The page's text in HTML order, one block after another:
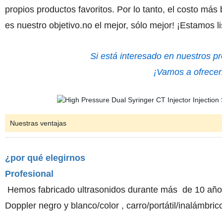
propios productos favoritos. Por lo tanto, el costo
es nuestro objetivo.no el mejor, sólo mejor! ¡Estamos
Si está interesado en nuestros
¡Vamos a
Nuestras ventajas
¿por qué elegirnos
Profesional
Hemos fabricado ultrasonidos durante más de 10
Doppler negro y blanco/color , carro/portátil/